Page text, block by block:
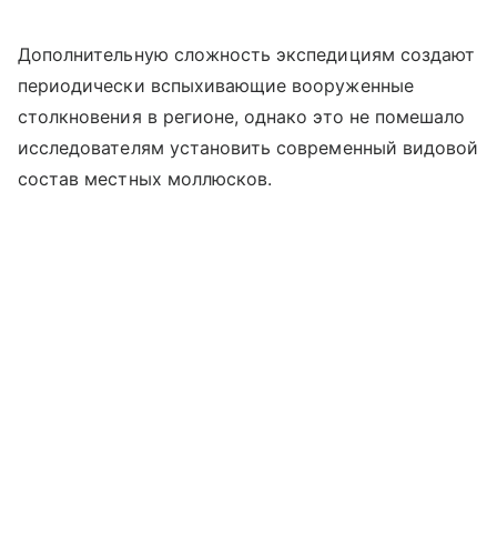
Дополнительную сложность экспедициям создают
периодически вспыхивающие вооруженные
столкновения в регионе, однако это не помешало
исследователям установить современный видовой
состав местных моллюсков.